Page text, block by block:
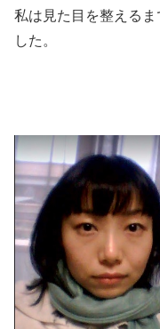
私は見た目を整える
した。